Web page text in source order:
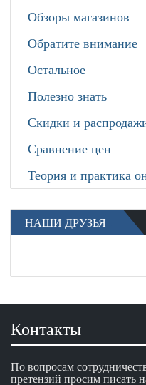
Обзоры магазинов
Обратите внимание
Остальное
Полезно знать
Скидки и
Сравнение цен
Теория и практика
НАШИ ДРУЗЬЯ
Контакты
По вопросам
претензий просим писать